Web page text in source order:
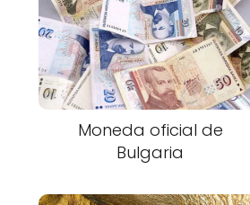
Moneda oficial de
Bulgaria